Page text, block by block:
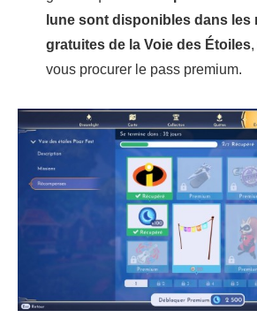
lune sont disponibles dans les
gratuites de la Voie des Étoiles
vous procurer le pass premium.